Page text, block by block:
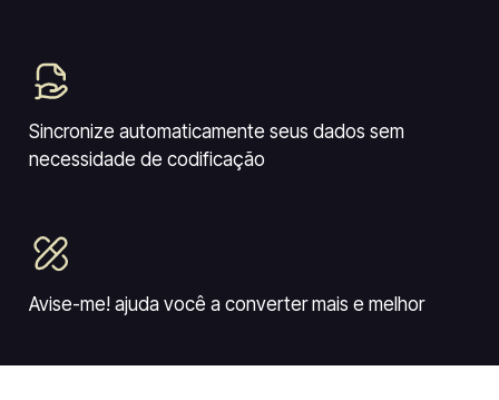
Sincronize automaticamente seus dados sem
necessidade de codificação
Avise-me! ajuda você a converter mais e melhor